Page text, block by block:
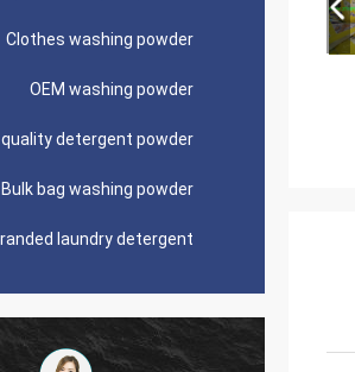
Clothes washing powder
OEM washing powder
quality detergent powder
Bulk bag washing powder
laundry detergent